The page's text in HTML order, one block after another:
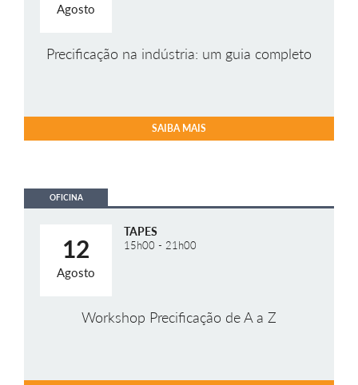
Agosto
Precificação na indústria: um guia completo
SAIBA MAIS
OFICINA
12
Agosto
TAPES
15h00 - 21h00
Workshop Precificação de A a Z